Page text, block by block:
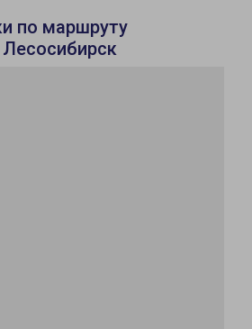
по маршруту